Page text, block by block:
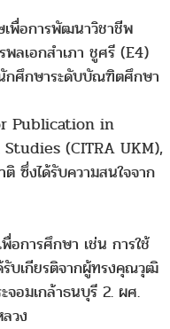
พื่อการพัฒนาวิชาชีพ
ลเอกสำเภา ชูศรี (E4)
กศึกษาระดับบัณฑิตศึกษา
Publication in
(CITRA UKM),
ซึ่งได้รับความสนใจจาก
อการศึกษา เช่น การใช้
บเกียรติจากผู้ทรงคุณวุฒิ
อมเกล้าธนบุรี 2. ผศ.
วง